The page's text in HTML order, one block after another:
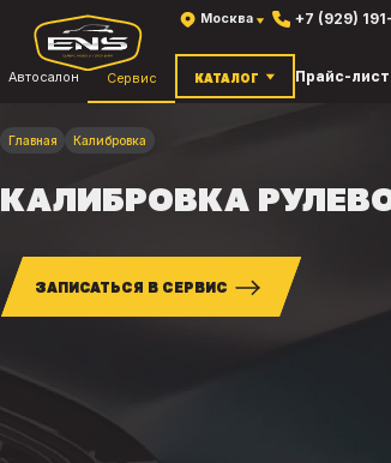
Автосалон Сервис
Москва +7 (929)
КАТАЛОГ Прайс-лист
Главная Калибровка
КАЛИБРОВКА
ЗАПИСАТЬСЯ В СЕРВИС